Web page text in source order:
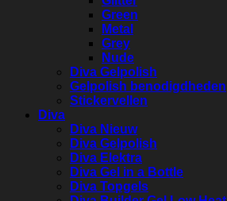
Green
Metal
Grey
Nude
Diva Gelpolish
Gelpolish benodigdheden
Stickervellen
Diva
Diva Nieuw
Diva Gelpolish
Diva Elektra
Diva Gel in a Bottle
Diva Topgels